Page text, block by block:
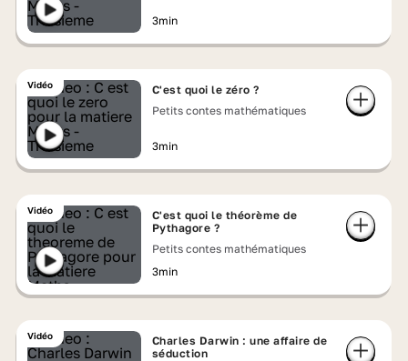
3min
Vidéo
C'est quoi le zéro ?
Petits contes mathématiques
3min
Vidéo
C'est quoi le théorème de
Pythagore ?
Petits contes mathématiques
3min
Vidéo
Charles Darwin : une affaire de
séduction